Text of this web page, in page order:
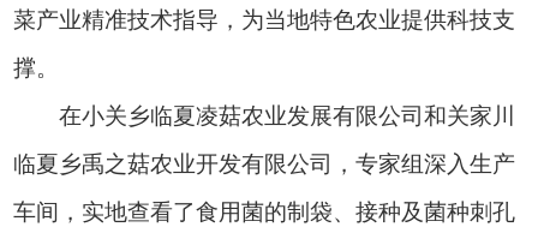
菜产业精准技术指导，为当地特色农业提供科技支
撑。
在小关乡临夏凌菇农业发展有限公司和关家川
临夏乡禹之菇农业开发有限公司，专家组深入生产
车间，实地查看了食用菌的制袋、接种及菌种刺孔